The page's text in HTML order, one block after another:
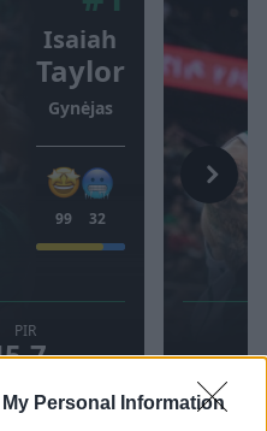
Personal Information